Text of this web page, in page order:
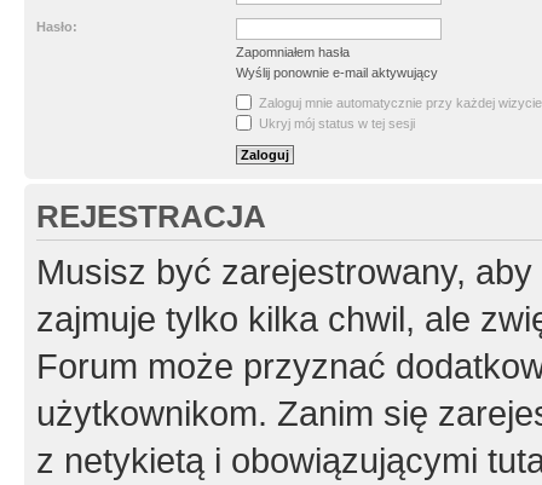
Hasło:
Zapomniałem hasła
Wyślij ponownie e-mail aktywujący
Zaloguj mnie automatycznie przy każdej wizycie
Ukryj mój status w tej sesji
REJESTRACJA
Musisz być zarejestrowany,
zajmuje tylko kilka chwil, ale
Forum może przyznać
użytkownikom. Zanim się
z netykietą i obowiązującymi